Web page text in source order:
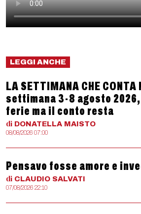
LEGGI ANCHE
LA SETTIMANA CHE
settimana 3-8 agosto
ferie ma il conto resta
di DONATELLA MAISTO
08/08/2026 07:00
Pensavo fosse amore e
di CLAUDIO SALVATI
07/08/2026 22:10